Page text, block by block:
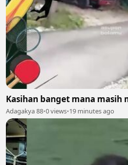
Kasihan banget mana masih
Adagakya 88•0 views•19 minutes ago